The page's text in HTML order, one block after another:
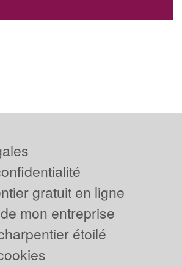
gratuit en ligne
mon entreprise
étoilé